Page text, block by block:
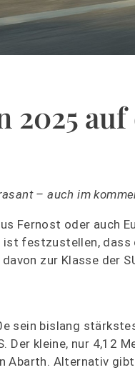
2025
– auch im
Fernost oder auch
festzustellen, dass
zur Klasse der
sein bislang
kleine, nur 4,12
Abarth. Alternativ